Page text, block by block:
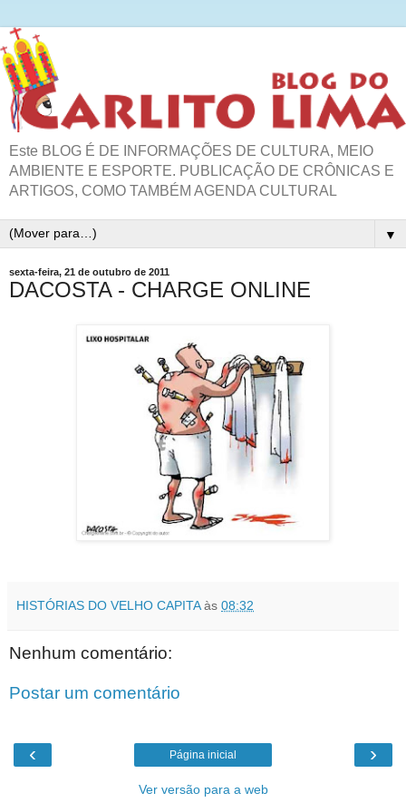
Este BLOG É DE INFORMAÇÕES DE CULTURA, MEIO
AMBIENTE E ESPORTE. PUBLICAÇÃO DE CRÔNICAS E
ARTIGOS, COMO TAMBÉM AGENDA CULTURAL
▼
sexta-feira, 21 de outubro de 2011
DACOSTA - CHARGE ONLINE
HISTÓRIAS DO VELHO CAPITA às 08:32
Nenhum comentário:
Postar um comentário
‹ ›
Página inicial
Ver versão para a web